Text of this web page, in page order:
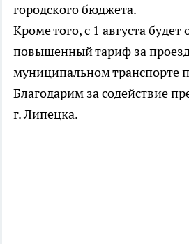
городского бюджета.
Кроме того, с 1 августа будет
повышенный тариф за
муниципальном транспорте
Благодарим за содействие
г. Липецка.